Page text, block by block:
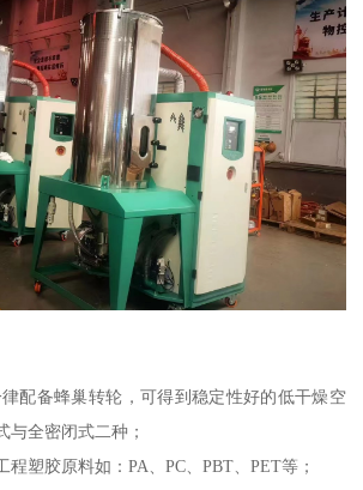
配备蜂巢转轮，可得到稳定性好的低干燥空
与全密闭式二种；
塑胶原料如：PA、PC、PBT、PET等；